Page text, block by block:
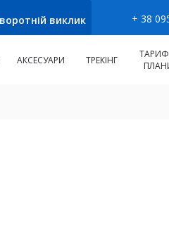
виклик + 38
АКСЕСУАРИ ТРЕКІНГ